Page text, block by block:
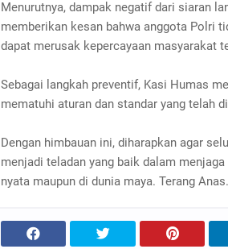
Menurutnya, dampak negatif dari siaran
memberikan kesan bahwa anggota Polri
dapat merusak kepercayaan masyarakat
Sebagai langkah preventif, Kasi Humas
mematuhi aturan dan standar yang telah
Dengan himbauan ini, diharapkan agar
menjadi teladan yang baik dalam
nyata maupun di dunia maya. Terang Anas.